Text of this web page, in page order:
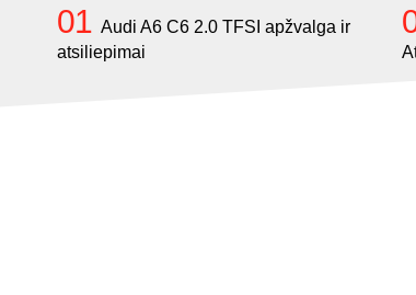
Audi A6 C6 2.0 TFSI apžvalga ir
atsiliepimai